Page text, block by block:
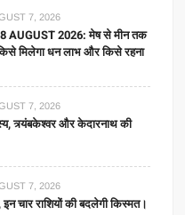
7, 2026
AUGUST 2026: मेष से मीन तक
मिलेगा धन लाभ और किसे रहना
7, 2026
त्र्यंबकेश्वर और केदारनाथ की
7, 2026
चार राशियों की बदलेगी किस्मत।